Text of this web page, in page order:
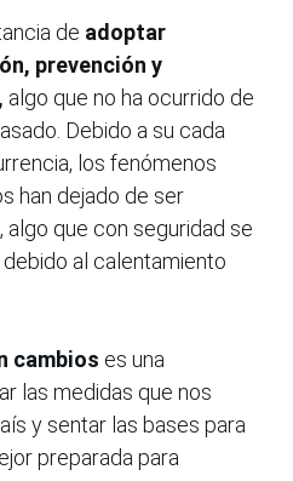
de adoptar
prevención y
algo que no ha ocurrido de
Debido a su cada
los fenómenos
han dejado de ser
que con seguridad se
al calentamiento
cambios es una
las medidas que nos
y sentar las bases para
preparada para